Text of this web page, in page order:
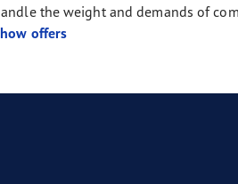
the weight and demands of
offers